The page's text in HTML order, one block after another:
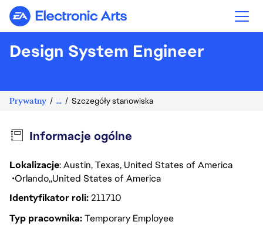
Electronic Arts
Design System Engineer
Prywatny ... Szczegóły stanowiska
Informacje ogólne
Lokalizacje: Austin, Texas, United States of America
Orlando United States of America
Identyfikator roli211710
Typ pracownikaTemporary Employee